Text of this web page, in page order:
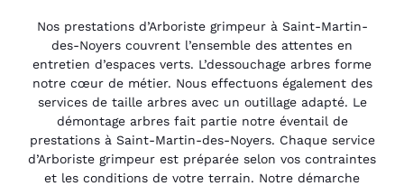
Nos prestations d’Arboriste grimpeur à Saint-Martin-
des-Noyers couvrent l’ensemble des attentes en
entretien d’espaces verts. L’dessouchage arbres forme
notre cœur de métier. Nous effectuons également des
services de taille arbres avec un outillage adapté. Le
démontage arbres fait partie notre éventail de
prestations à Saint-Martin-des-Noyers. Chaque service
d’Arboriste grimpeur est préparée selon vos contraintes
et les conditions de votre terrain. Notre démarche